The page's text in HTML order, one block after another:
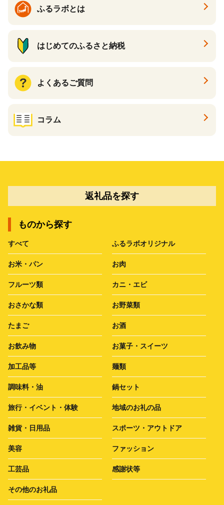
ふるラボとは
はじめてのふるさと納税
よくあるご質問
コラム
返礼品を探す
ものから探す
すべて ふるラボオリジナル
お米・パン お肉
フルーツ類 カニ・エビ
おさかな類 お野菜類
たまご お酒
お飲み物 お菓子・スイーツ
加工品等 麺類
調味料・油 鍋セット
旅行・イベント・体験 地域のお礼の品
雑貨・日用品 スポーツ・アウトドア
美容 ファッション
工芸品 感謝状等
その他のお礼品